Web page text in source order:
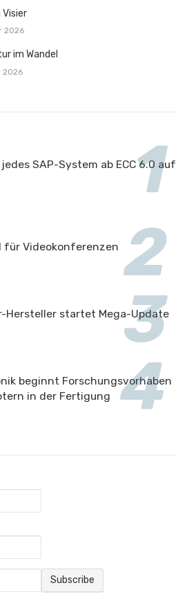
2026
im Wandel
2026
SAP-System ab ECC 6.0 auf
für Videokonferenzen
Hersteller startet Mega-Update
beginnt Forschungsvorhaben
in der Fertigung